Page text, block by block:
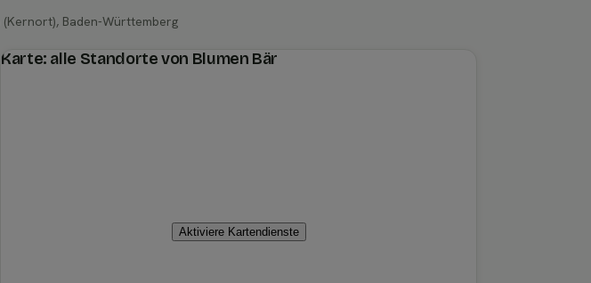
(Kernort), Baden-Württemberg
Karte: alle Standorte von Blumen Bär
Aktiviere Kartendienste